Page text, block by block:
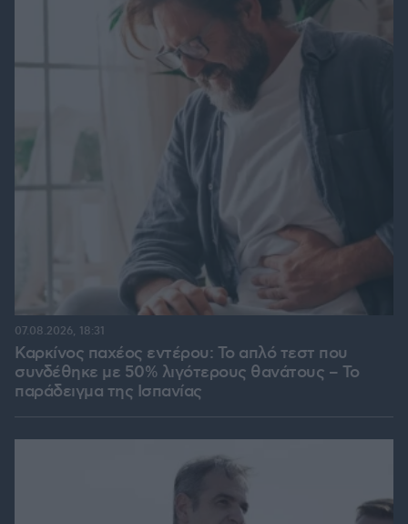
Καρκίνος παχέος εντέρου: Το απλό τεστ που
συνδέθηκε με 50% λιγότερους θανάτους – Το
παράδειγμα της Ισπανίας
07.08.2026, 18:31